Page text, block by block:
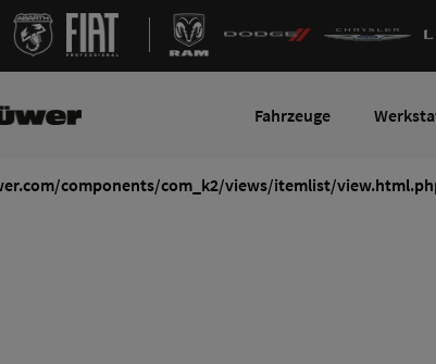
Fahrzeuge
components/com_k2/views/itemlist/